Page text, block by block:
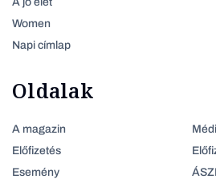
Women
Napi címlap
Oldalak
A magazin
Előfizetés
Esemény